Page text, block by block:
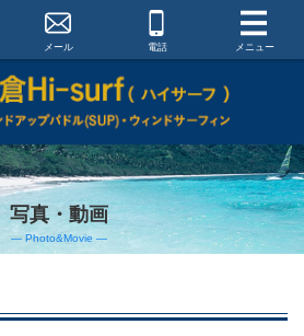
メール 電話 メニュー
写真・動画
― Photo&Movie ―